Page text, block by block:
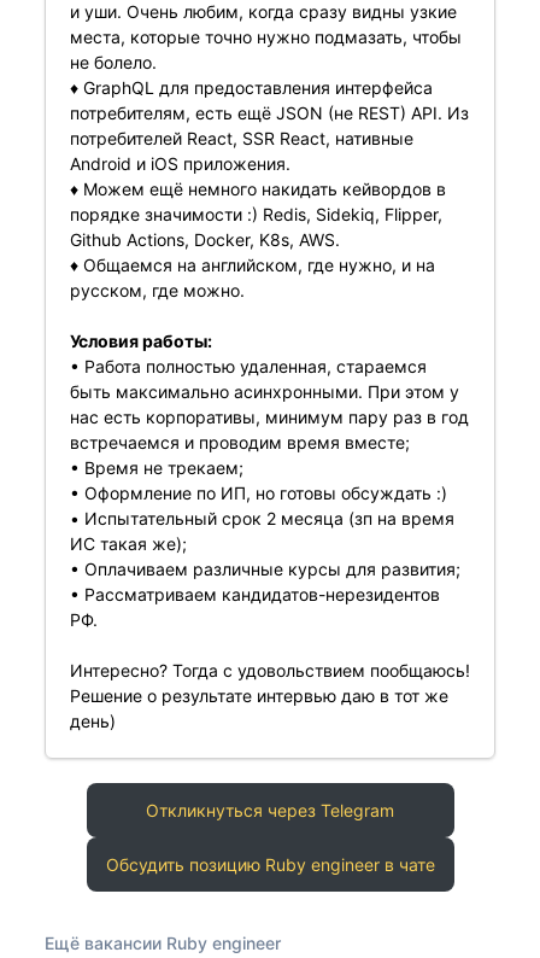
и уши. Очень любим, когда сразу видны узкие
места, которые точно нужно подмазать, чтобы
не болело.
♦️ GraphQL для предоставления интерфейса
потребителям, есть ещё JSON (не REST) API. Из
потребителей React, SSR React, нативные
Android и iOS приложения.
♦️ Можем ещё немного накидать кейвордов в
порядке значимости :) Redis, Sidekiq, Flipper,
Github Actions, Docker, K8s, AWS.
♦️ Общаемся на английском, где нужно, и на
русском, где можно.
Условия работы:
• Работа полностью удаленная, стараемся
быть максимально асинхронными. При этом у
нас есть корпоративы, минимум пару раз в год
встречаемся и проводим время вместе;
• Время не трекаем;
• Оформление по ИП, но готовы обсуждать :)
• Испытательный срок 2 месяца (зп на время
ИС такая же);
• Оплачиваем различные курсы для развития;
• Рассматриваем кандидатов-нерезидентов
РФ.
Интересно? Тогда с удовольствием пообщаюсь!
Решение о результате интервью даю в тот же
день)
Откликнуться через Telegram
Обсудить позицию Ruby engineer в чате
Ещё вакансии Ruby engineer